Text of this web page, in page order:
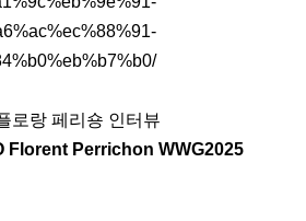
Florent Perrichon WWG2025